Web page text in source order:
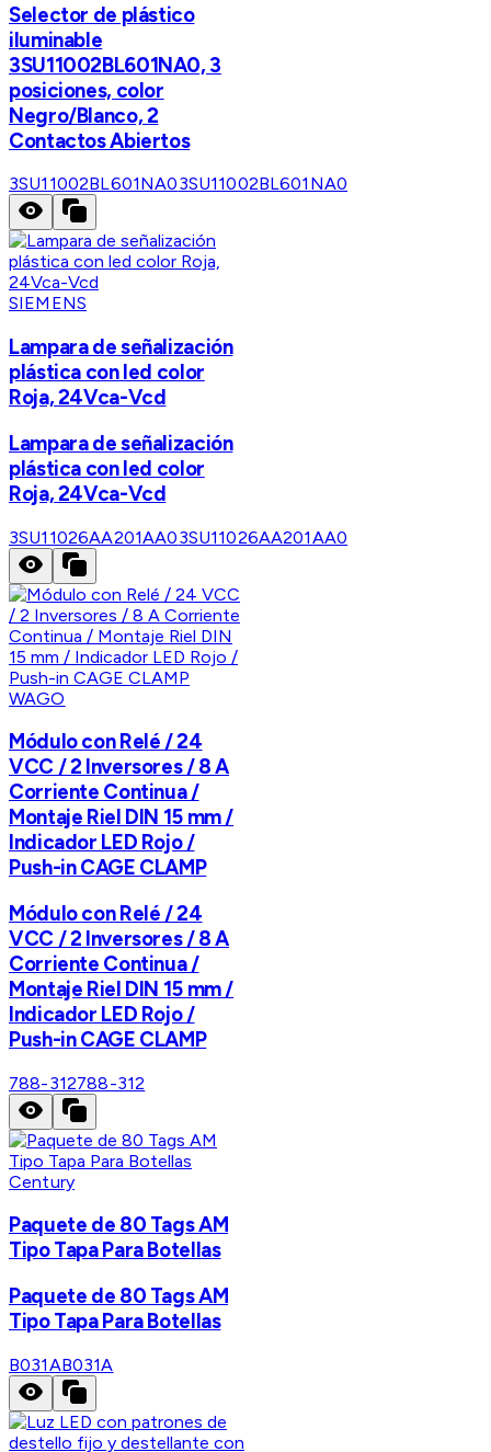
Selector de plástico
iluminable
3SU11002BL601NA0, 3
posiciones, color
Negro/Blanco, 2
Contactos Abiertos
3SU11002BL601NA03SU11002BL601NA0
SIEMENS
Lampara de señalización
plástica con led color
Roja, 24Vca-Vcd
Lampara de señalización
plástica con led color
Roja, 24Vca-Vcd
3SU11026AA201AA03SU11026AA201AA0
WAGO
Módulo con Relé / 24
VCC / 2 Inversores / 8 A
Corriente Continua /
Montaje Riel DIN 15 mm /
Indicador LED Rojo /
Push-in CAGE CLAMP
Módulo con Relé / 24
VCC / 2 Inversores / 8 A
Corriente Continua /
Montaje Riel DIN 15 mm /
Indicador LED Rojo /
Push-in CAGE CLAMP
788-312788-312
Century
Paquete de 80 Tags AM
Tipo Tapa Para Botellas
Paquete de 80 Tags AM
Tipo Tapa Para Botellas
B031AB031A